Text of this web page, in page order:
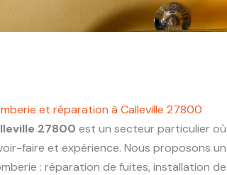
et réparation à Calleville 27800
27800 est un secteur particulier
faire et expérience. Nous proposons
: réparation de fuites, installation